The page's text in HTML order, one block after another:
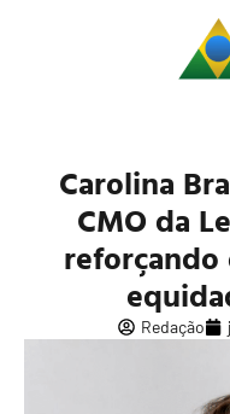
Carolina
CMO da
reforçando
Redação